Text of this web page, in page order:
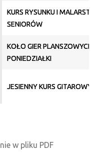
KURS RYSUNKU I
SENIORÓW
KOŁO GIER
PONIEDZIAŁKI
JESIENNY KURS GITAROWY
w pliku PDF